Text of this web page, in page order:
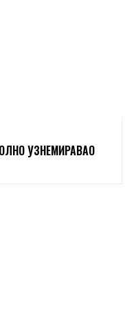
УЗНЕМИРАВАО